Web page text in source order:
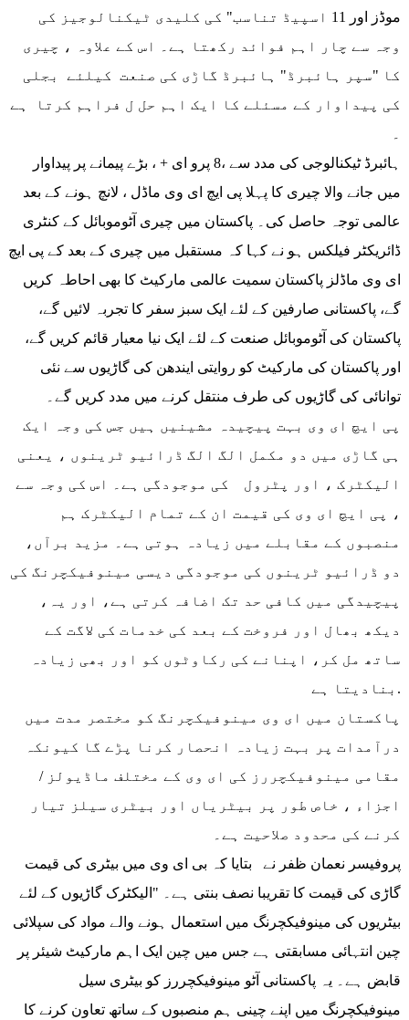
موڈز اور 11 اسپیڈ تناسب" کی کلیدی ٹیکنالوجیز کی
وجہ سے چار اہم فوائد رکھتا ہے۔ اس کے علاوہ ، چیری
کا "سپر ہائبرڈ" ہائبرڈ گاڑی کی صنعت کیلئے بجلی
کی پیداوار کے مسئلے کا ایک اہم حل ل فراہم کرتا ہے
ہائبرڈ ٹیکنالوجی کی مدد سے ،8 پرو ای + ، بڑے پیمانے پر پیداوار
میں جانے والا چیری کا پہلا پی ایچ ای وی ماڈل ، لانچ ہونے کے بعد
عالمی توجہ حاصل کی۔ پاکستان میں چیری آٹوموبائل کے کنٹری
ڈائریکٹر فیلکس ہو نے کہا کہ مستقبل میں چیری کے بعد کے پی ایچ
ای وی ماڈلز پاکستان سمیت عالمی مارکیٹ کا بھی احاطہ کریں
گے، پاکستانی صارفین کے لئے ایک سبز سفر کا تجربہ لائیں گے،
پاکستان کی آٹوموبائل صنعت کے لئے ایک نیا معیار قائم کریں گے،
اور پاکستان کی مارکیٹ کو روایتی ایندھن کی گاڑیوں سے نئی
توانائی کی گاڑیوں کی طرف منتقل کرنے میں مدد کریں گے۔
پی ایچ ای وی بہت پیچیدہ مشینیں ہیں جس کی وجہ ایک
ہی گاڑی میں دو مکمل الگ الگ ڈرائیو ٹرینوں ، یعنی
الیکٹرک ، اور پٹرول کی موجودگی ہے۔ اس کی وجہ سے
، پی ایچ ای وی کی قیمت ان کے تمام الیکٹرک ہم
منصبوں کے مقابلے میں زیادہ ہوتی ہے۔ مزید برآں،
دو ڈرائیو ٹرینوں کی موجودگی دیسی مینوفیکچرنگ کی
پیچیدگی میں کافی حد تک اضافہ کرتی ہے، اور یہ،
دیکھ بھال اور فروخت کے بعد کی خدمات کی لاگت کے
ساتھ مل کر، اپنانے کی رکاوٹوں کو اور بھی زیادہ
بنادیتا ہے.
پاکستان میں ای وی مینوفیکچرنگ کو مختصر مدت میں
درآمدات پر بہت زیادہ انحصار کرنا پڑے گا کیونکہ
مقامی مینوفیکچررز کی ای وی کے مختلف ماڈیولز /
اجزاء ، خاص طور پر بیٹریاں اور بیٹری سیلز تیار
کرنے کی محدود صلاحیت ہے۔
پروفیسر نعمان ظفر نے بتایا کہ بی ای وی میں بیٹری کی قیمت
گاڑی کی قیمت کا تقریبا نصف بنتی ہے۔ "الیکٹرک گاڑیوں کے لئے
بیٹریوں کی مینوفیکچرنگ میں استعمال ہونے والے مواد کی سپلائی
چین انتہائی مسابقتی ہے جس میں چین ایک اہم مارکیٹ شیئر پر
قابض ہے۔ یہ پاکستانی آٹو مینوفیکچررز کو بیٹری سیل
مینوفیکچرنگ میں اپنے چینی ہم منصبوں کے ساتھ تعاون کرنے کا